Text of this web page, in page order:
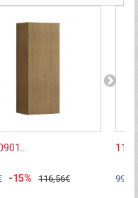
-15% 116,56€